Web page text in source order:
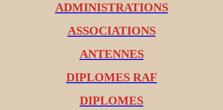
ADMINISTRATIONS
ASSOCIATIONS
ANTENNES
DIPLOMES RAF
DIPLOMES